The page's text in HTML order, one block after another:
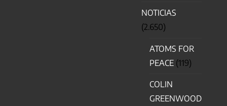
NOTICIAS
(2.650)
ATOMS FOR
PEACE (119)
COLIN
GREENWOOD